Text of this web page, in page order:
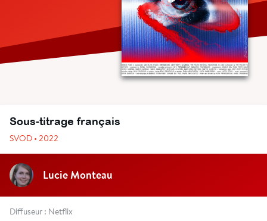
Sous-titrage français
SVOD • 2022
Lucie Monteau
Diffuseur : Netflix